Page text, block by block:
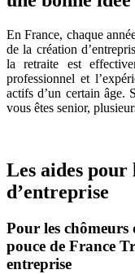
En France, chaque
de la création
la retraite est
professionnel et
actifs d’un certain âge.
vous êtes senior,
Les aides pour
d’entreprise
Pour les chômeurs
pouce de France
entreprise